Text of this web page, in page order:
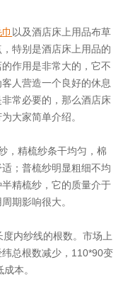
以及酒店床上用品布草
特别是酒店床上用品的
作用是非常大的，它不
人营造一个良好的休息
非常必要的，那么酒店床
大家简单介绍。
精梳纱条干均匀，棉
；普梳纱明显粗细不均
精梳纱，它的质量介于
期影响很大。
内纱线的根数。市场上
总根数减少，110*90变
本。